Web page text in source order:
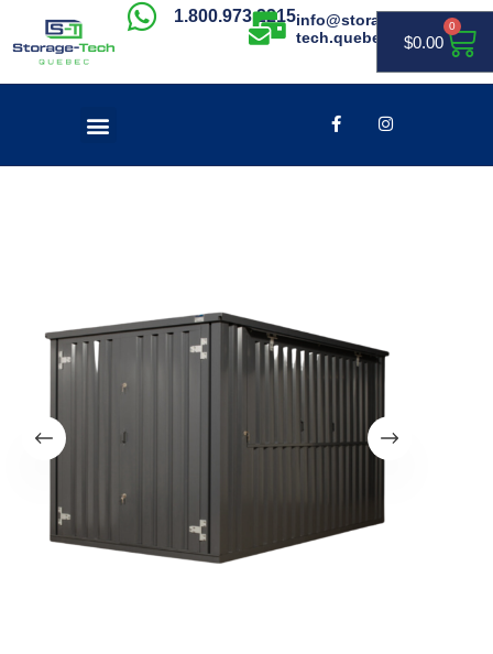
1.800.973.2215info@storage-
tech.quebec
$0.00
0